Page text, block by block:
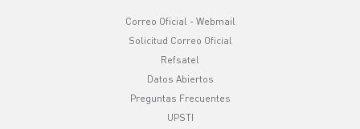
Correo Oficial - Webmail
Solicitud Correo Oficial
Refsatel
Datos Abiertos
Preguntas Frecuentes
UPSTI